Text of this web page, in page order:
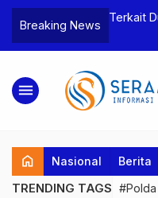
Breaking News
Penganiayaan,
di Sumay
Terkait
menu
home Nasional Berita
TRENDING TAGS